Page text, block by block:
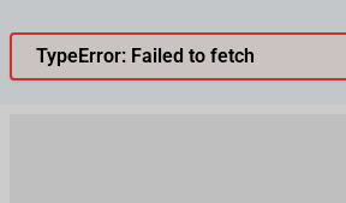
TypeError: Failed to fetch